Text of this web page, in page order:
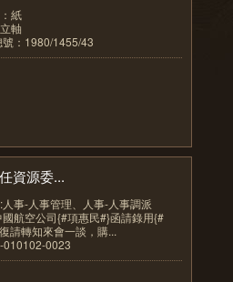
紙
軸
：1980/1455/43
資源委...
事-人事管理、人事-人事調派
航空公司{#項惠民#}函請錄用{#
請轉知來會一談，購...
010102-0023